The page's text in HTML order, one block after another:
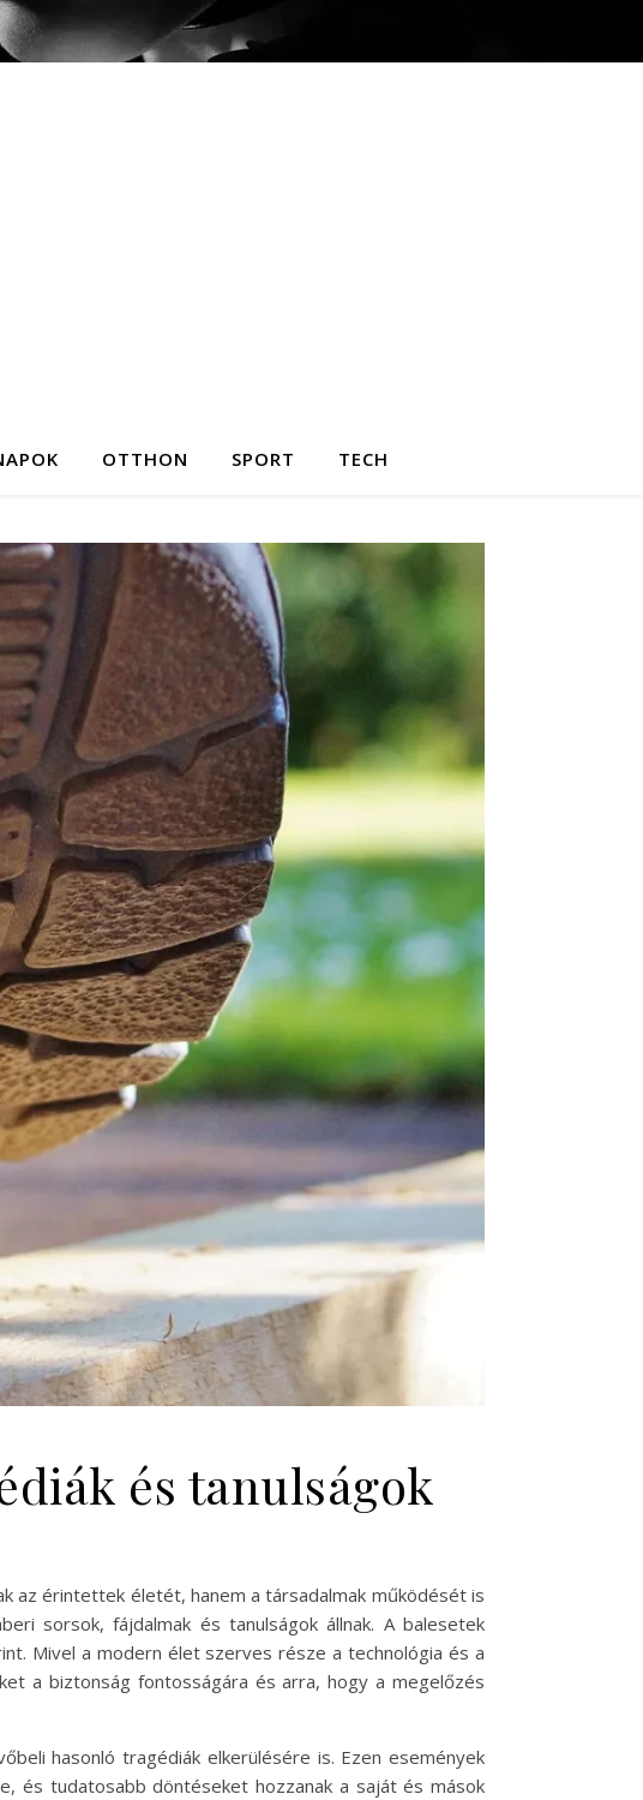
OTTHON SPORT TECH
és tanulságok
az érintettek életét, hanem a társadalmak működését is
sorsok, fájdalmak és tanulságok állnak. A balesetek
Mivel a modern élet szerves része a technológia és a
a biztonság fontosságára és arra, hogy a megelőzés
hasonló tragédiák elkerülésére is. Ezen események
és tudatosabb döntéseket hozzanak a saját és mások